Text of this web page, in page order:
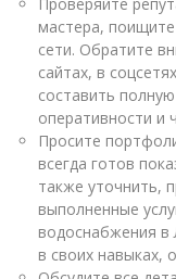
Проверяйте
мастера,
сети. Обратите
сайтах, в
составить
оперативности и
Просите
всегда готов
также уточнить,
выполненные
водоснабжения в
в своих навыках,